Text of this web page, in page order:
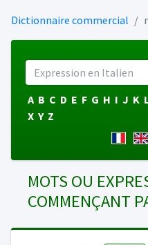
Dictionnaire commercial
A B C D E F G H I J K
X Y Z
MOTS OU
COMMENÇANT